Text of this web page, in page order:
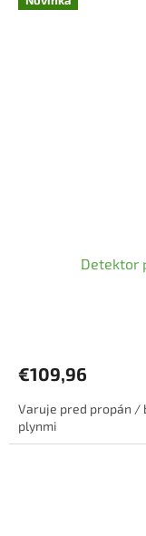
Detektor
je
z
5
hviezdičiek.
€109,96
Varuje pred propán /
plynmi